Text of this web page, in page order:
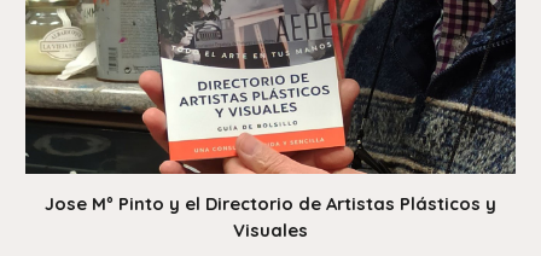
Jose Mº Pinto y el Directorio de Artistas Plásticos y
Visuales